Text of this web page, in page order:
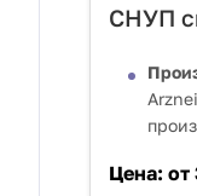
СНУП
Цена: от